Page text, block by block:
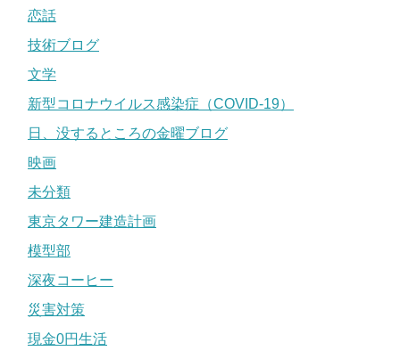
恋話
技術ブログ
文学
新型コロナウイルス感染症（COVID-19）
日、没するところの金曜ブログ
映画
未分類
東京タワー建造計画
模型部
深夜コーヒー
災害対策
現金0円生活